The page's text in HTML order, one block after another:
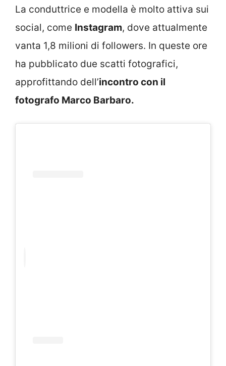
La conduttrice e modella è molto attiva sui
social, come Instagram, dove attualmente
vanta 1,8 milioni di followers. In queste ore
ha pubblicato due scatti fotografici,
approfittando dell’incontro con il
fotografo Marco Barbaro.